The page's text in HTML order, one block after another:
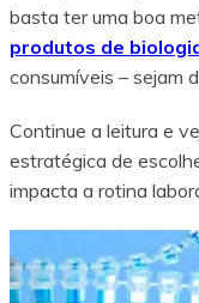
basta ter uma boa
produtos de
consumíveis – sejam
Continue a leitura e
estratégica de
impacta a rotina